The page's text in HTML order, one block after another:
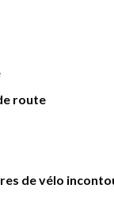
route
de vélo